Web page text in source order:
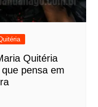
Quitéria
pensa em